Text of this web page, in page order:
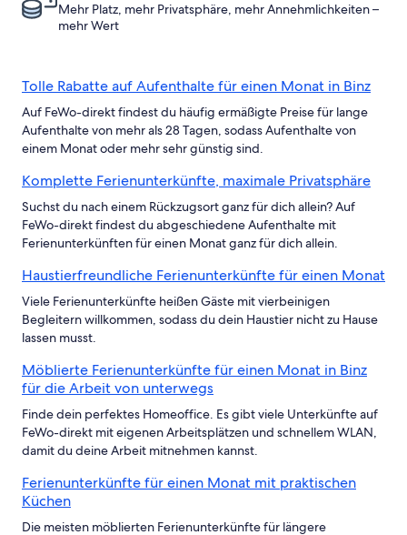
Mehr Platz, mehr Privatsphäre, mehr Annehmlichkeiten –
mehr Wert
Tolle Rabatte auf Aufenthalte für einen Monat in Binz
Auf FeWo-direkt findest du häufig ermäßigte Preise für lange
Aufenthalte von mehr als 28 Tagen, sodass Aufenthalte von
einem Monat oder mehr sehr günstig sind.
Komplette Ferienunterkünfte, maximale Privatsphäre
Suchst du nach einem Rückzugsort ganz für dich allein? Auf
FeWo-direkt findest du abgeschiedene Aufenthalte mit
Ferienunterkünften für einen Monat ganz für dich allein.
Haustierfreundliche Ferienunterkünfte für einen Monat
Viele Ferienunterkünfte heißen Gäste mit vierbeinigen
Begleitern willkommen, sodass du dein Haustier nicht zu Hause
lassen musst.
Möblierte Ferienunterkünfte für einen Monat in Binz
für die Arbeit von unterwegs
Finde dein perfektes Homeoffice. Es gibt viele Unterkünfte auf
FeWo-direkt mit eigenen Arbeitsplätzen und schnellem WLAN,
damit du deine Arbeit mitnehmen kannst.
Ferienunterkünfte für einen Monat mit praktischen
Küchen
Die meisten möblierten Ferienunterkünfte für längere